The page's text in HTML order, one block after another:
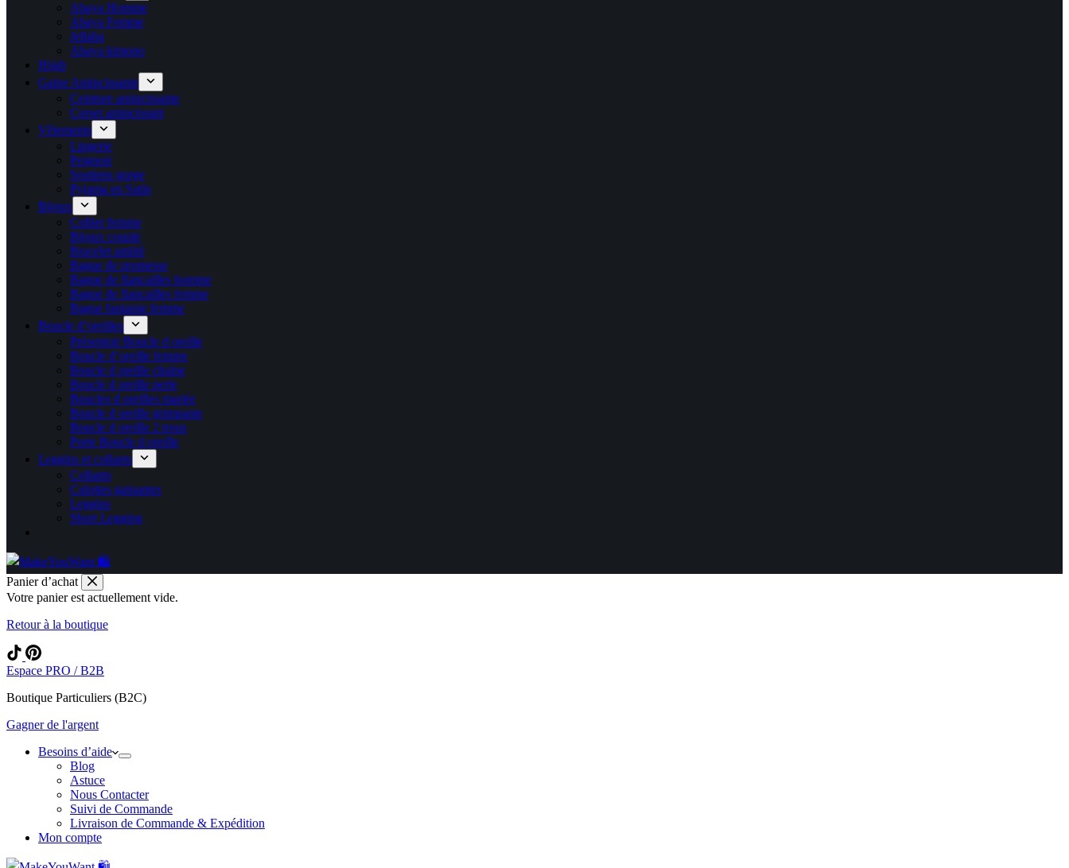
Abaya Homme
Abaya Femme
Jellaba
Abaya kimono
Hijab
Gaine Amincissante
Ceinture amincissante
Corset amincissant
Vêtements
Lingerie
Peignoir
Soutiens gorge
Pyjama en Satin
Bijoux
Collier femme
Bijoux couple
Bracelet amitié
Bague de promesse
Bague de fiançailles homme
Bague de fiançailles femme
Bague fantaisie femme
Boucle d’oreilles
Présentoir Boucle d oreille
Boucle d’oreille femme
Boucle d oreille chaine
Boucle d oreille perle
Boucles d oreilles mariée
Boucle d oreille grimpante
Boucle d oreille 2 trous
Porte Boucle d oreille
Leggins et collants
Collants
Culottes gainantes
Leggins
Short Legging
Panier d’achat
Votre panier est actuellement vide.
Retour à la boutique
Espace PRO / B2B
Boutique Particuliers (B2C)
Gagner de l'argent
Besoins d’aide
Blog
Astuce
Nous Contacter
Suivi de Commande
Livraison de Commande & Expédition
Mon compte